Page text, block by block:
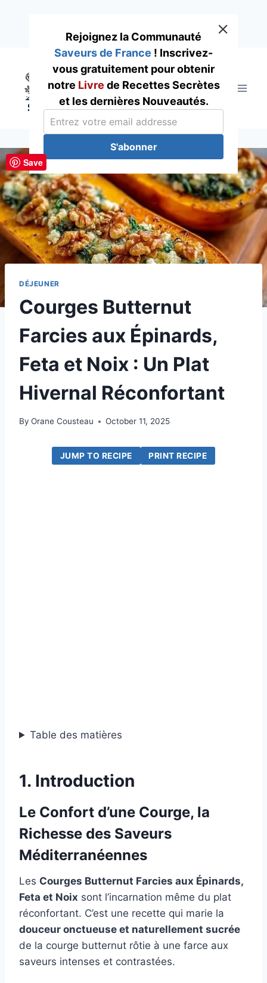
content
DÉJEUNER
Courges Butternut
Farcies aux Épinards,
Feta et Noix : Un Plat
Hivernal Réconfortant
By Orane Cousteau October 11, 2025
JUMP TO RECIPE PRINT RECIPE
Table des matières
1. Introduction
Le Confort d’une Courge, la
Richesse des Saveurs
Méditerranéennes
Les Courges Butternut Farcies aux Épinards,
Feta et Noix sont l’incarnation même du plat
réconfortant. C’est une recette qui marie la
douceur onctueuse et naturellement sucrée
de la courge butternut rôtie à une farce aux
saveurs intenses et contrastées.
Rejoignez la Communauté
Saveurs de France ! Inscrivez-
vous gratuitement pour obtenir
notre Livre de Recettes Secrètes
et les dernières Nouveautés.
S'abonner
Save